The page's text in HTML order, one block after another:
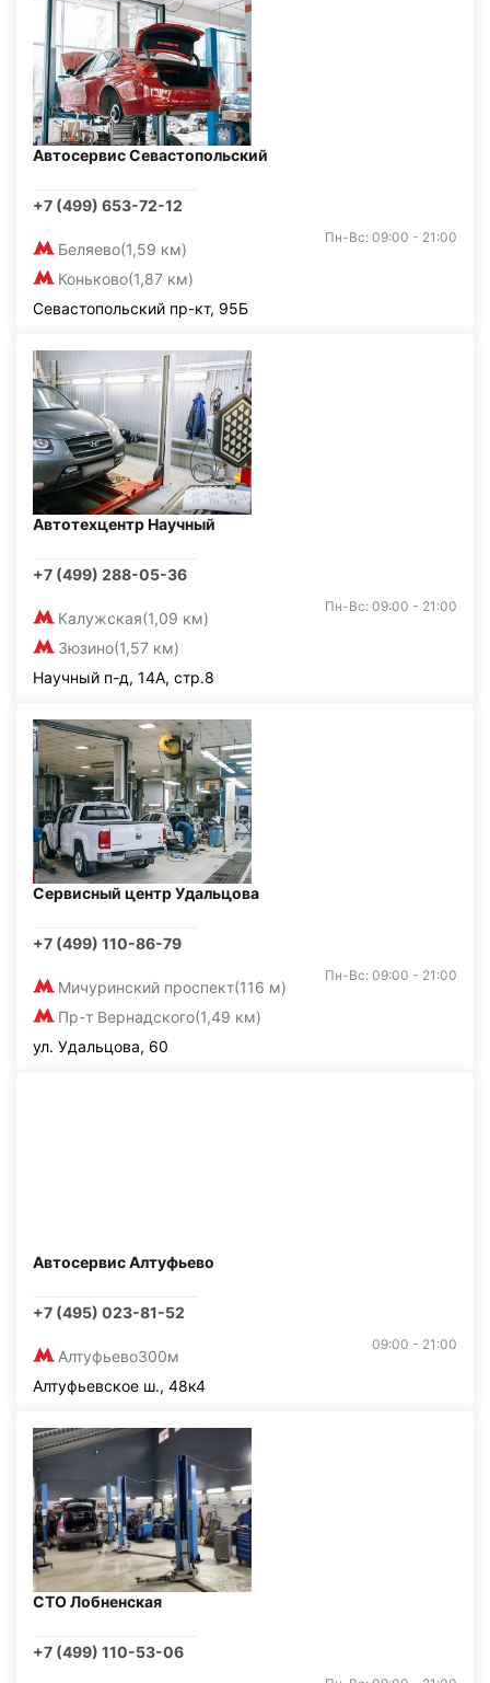
Автосервис Севастопольский
+7 (499) 653-72-12
Беляево(1,59 км)
Коньково(1,87 км)
Пн-Вс: 09:00 - 21:00
Севастопольский пр-кт, 95Б
Автотехцентр Научный
+7 (499) 288-05-36
Калужская(1,09 км)
Зюзино(1,57 км)
Пн-Вс: 09:00 - 21:00
Научный п-д, 14А, стр.8
Сервисный центр Удальцова
+7 (499) 110-86-79
Мичуринский проспект(116 м)
Пр-т Вернадского(1,49 км)
Пн-Вс: 09:00 - 21:00
ул. Удальцова, 60
Автосервис Алтуфьево
+7 (495) 023-81-52
Алтуфьево300м
09:00 - 21:00
Алтуфьевское ш., 48к4
СТО Лобненская
+7 (499) 110-53-06